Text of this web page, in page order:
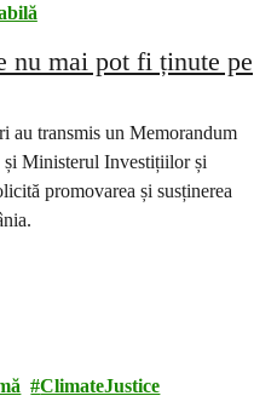
nu mai pot fi ținute pe
au transmis un Memorandum
Ministerul Investițiilor și
promovarea și susținerea
ClimateJustice